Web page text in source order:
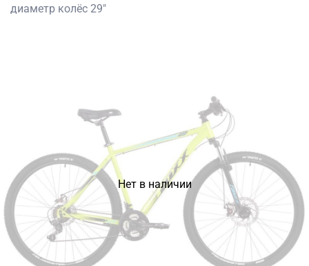
диаметр колёс 29"
Нет в наличии